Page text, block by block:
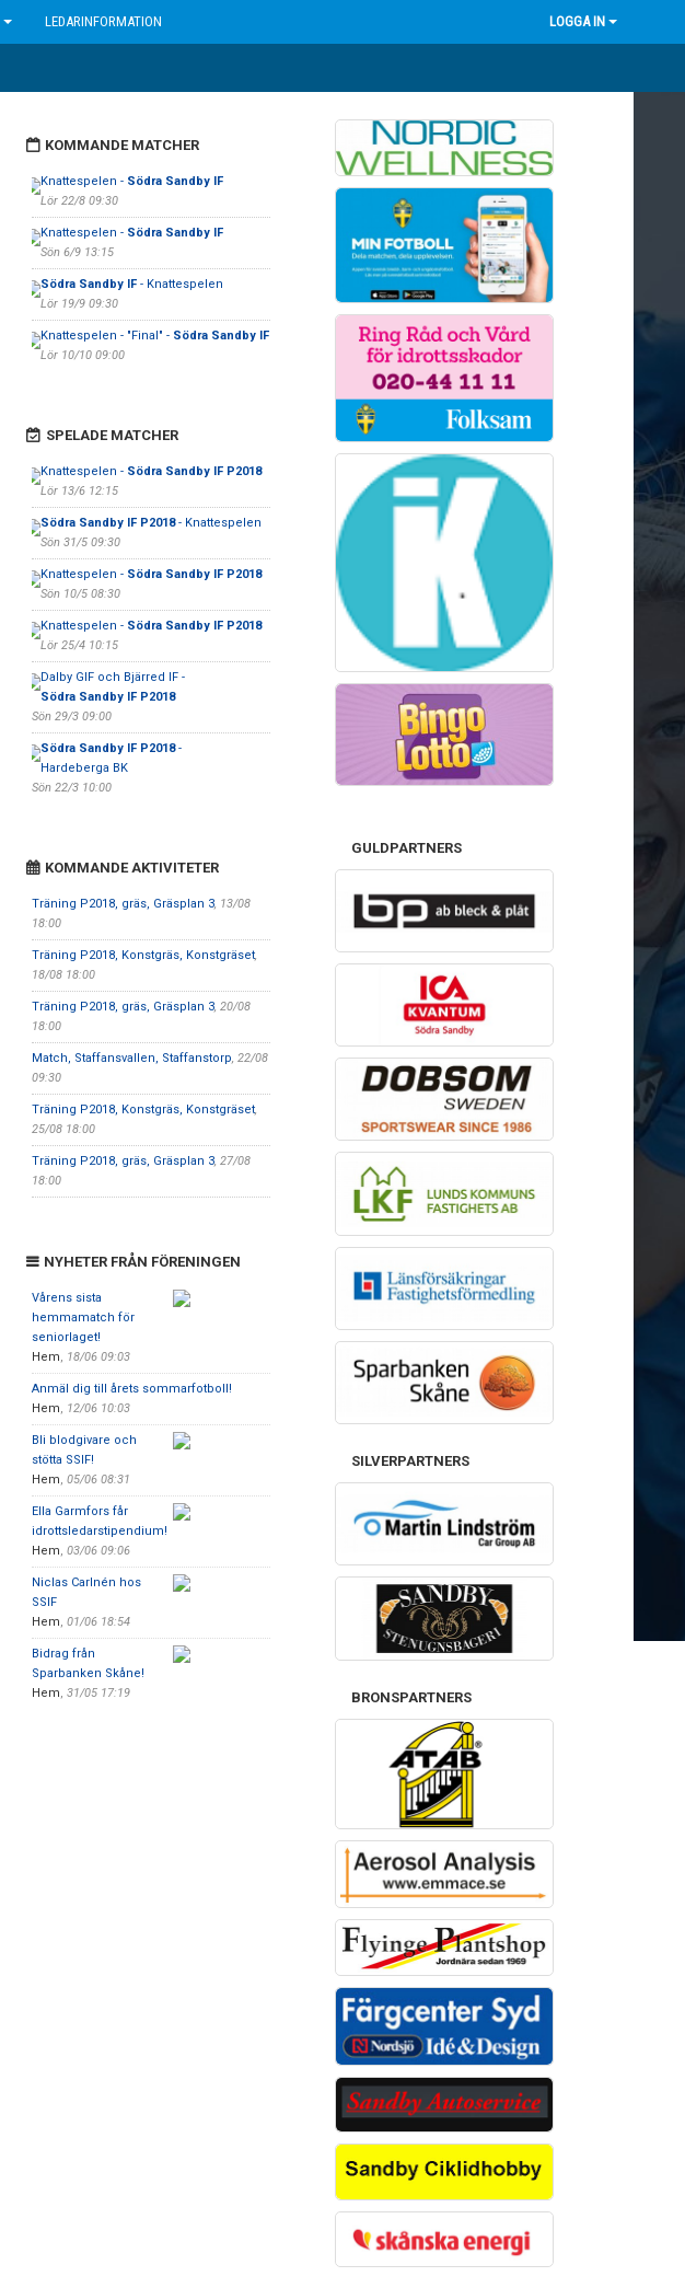
LEDARINFORMATION LOGGA IN
KOMMANDE MATCHER
Knattespelen - Södra Sandby IF
Lör 22/8 09:30
Knattespelen - Södra Sandby IF
Sön 6/9 13:15
Södra Sandby IF- Knattespelen
Lör 19/9 09:30
Knattespelen - "Final" - Södra Sandby IF
Lör 10/10 09:00
SPELADE MATCHER
Knattespelen - Södra Sandby IF P2018
Lör 13/6 12:15
Södra Sandby IF P2018- Knattespelen
Sön 31/5 09:30
Knattespelen - Södra Sandby IF P2018
Sön 10/5 08:30
Knattespelen - Södra Sandby IF P2018
Lör 25/4 10:15
Dalby GIF och Bjärred IF -
Södra Sandby IF P2018
Sön 29/3 09:00
Södra Sandby IF P2018-
Hardeberga BK
Sön 22/3 10:00
KOMMANDE AKTIVITETER
Träning P2018, gräs, Gräsplan 3, 13/08
18:00
Träning P2018, Konstgräs, Konstgräset,
18/08 18:00
Träning P2018, gräs, Gräsplan 3, 20/08
18:00
Match, Staffansvallen, Staffanstorp, 22/08
09:30
Träning P2018, Konstgräs, Konstgräset,
25/08 18:00
Träning P2018, gräs, Gräsplan 3, 27/08
18:00
NYHETER FRÅN FÖRENINGEN
Vårens sista
hemmamatch för
seniorlaget!
Hem, 18/06 09:03
Anmäl dig till årets sommarfotboll!
Hem, 12/06 10:03
Bli blodgivare och
stötta SSIF!
Hem, 05/06 08:31
Ella Garmfors får
idrottsledarstipendium!
Hem, 03/06 09:06
Niclas Carlnén hos
SSIF
Hem, 01/06 18:54
Bidrag från
Sparbanken Skåne!
Hem, 31/05 17:19
GULDPARTNERS
SILVERPARTNERS
BRONSPARTNERS